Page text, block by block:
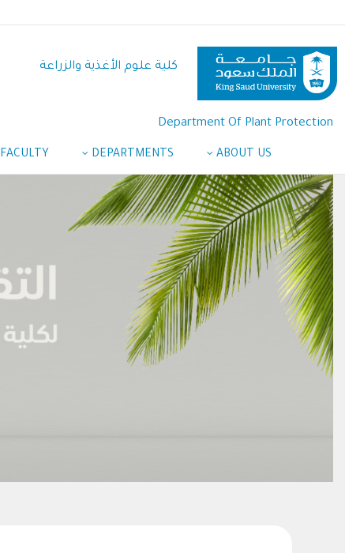
المحتوى
الرئيسي
كلية علوم الأغذية والزراعة
Department Of Plant Protection
ABOUT US
DEPARTMENTS
FACULTY